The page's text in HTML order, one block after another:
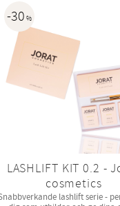
LASHLIFT KIT 0.2 -
cosmetics
lashlift serie -
30 %